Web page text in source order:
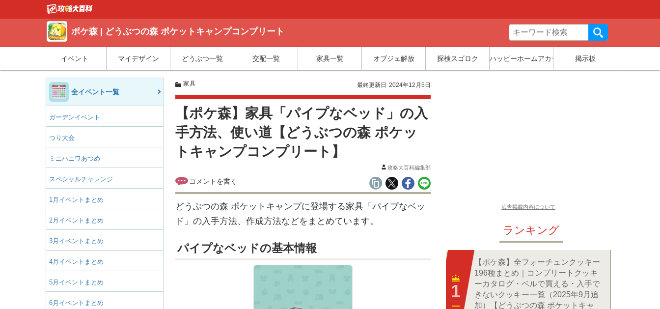
ポケ森 | どうぶつの森 ポケットキャンプコンプリート
イベント マイデザイン どうぶつ一覧 交配一覧 家具一覧 オブジェ解放 探検スゴロク ハッピーホームアカデミー 掲示板
全イベント一覧
ガーデンイベント
つり大会
ミニハニワあつめ
スペシャルチャレンジ
1月イベントまとめ
2月イベントまとめ
3月イベントまとめ
4月イベントまとめ
5月イベントまとめ
6月イベントまとめ
家具 最終更新日 2024年12月5日
【ポケ森】家具「パイプなベッド」の入
手方法、使い道【どうぶつの森 ポケッ
トキャンプコンプリート】
攻略大百科編集部
どうぶつの森 ポケットキャンプに登場する家具「パイプなベッ
ド」の入手方法、作成方法などをまとめています。
パイプなベッドの基本情報
広告掲載内容について
ランキング
【ポケ森】全フォーチュンクッキー
196種まとめ｜コンプリートクッキ
ーカタログ・ベルで買える・入手で
きないクッキー一覧（2025年9月追
加）【どうぶつの森 ポケットキャ